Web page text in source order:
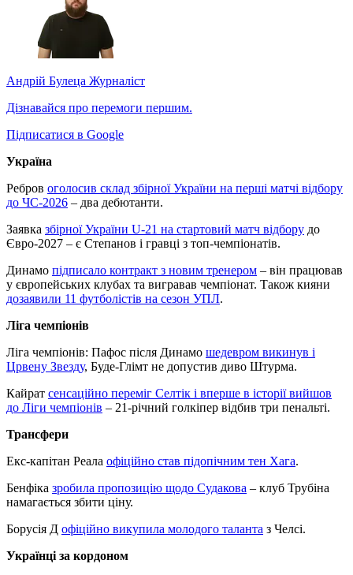
Андрій Булеца Журналіст
Дізнавайся про перемоги першим.
Підписатися в Google
Україна
Ребров оголосив склад збірної України на перші матчі відбору
до ЧС-2026 – два дебютанти.
Заявка збірної України U-21 на стартовий матч відбору до
Євро-2027 – є Степанов і гравці з топ-чемпіонатів.
Динамо підписало контракт з новим тренером – він працював
у європейських клубах та вигравав чемпіонат. Також кияни
дозаявили 11 футболістів на сезон УПЛ.
Ліга чемпіонів
Ліга чемпіонів: Пафос після Динамо шедевром викинув і
Црвену Звезду, Буде-Глімт не допустив диво Штурма.
Кайрат сенсаційно переміг Селтік і вперше в історії вийшов
до Ліги чемпіонів – 21-річний голкіпер відбив три пенальті.
Трансфери
Екс-капітан Реала офіційно став підопічним тен Хага.
Бенфіка зробила пропозицію щодо Судакова – клуб Трубіна
намагається збити ціну.
Борусія Д офіційно викупила молодого таланта з Челсі.
Українці за кордоном